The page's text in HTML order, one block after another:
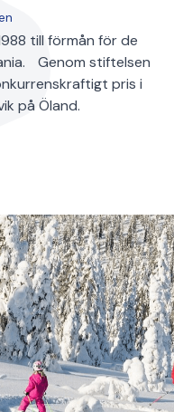
till förmån för de
Genom stiftelsen
pris i
på Öland.